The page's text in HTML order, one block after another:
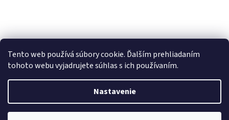
Tento web používá súbory cookie. Ďalším prehliadaním
tohoto webu vyjadrujete súhlas s ich používaním.
Nastavenie
Copyright 2026HABALA, s.r.o.. Všetky práva vyhradené.Upraviť